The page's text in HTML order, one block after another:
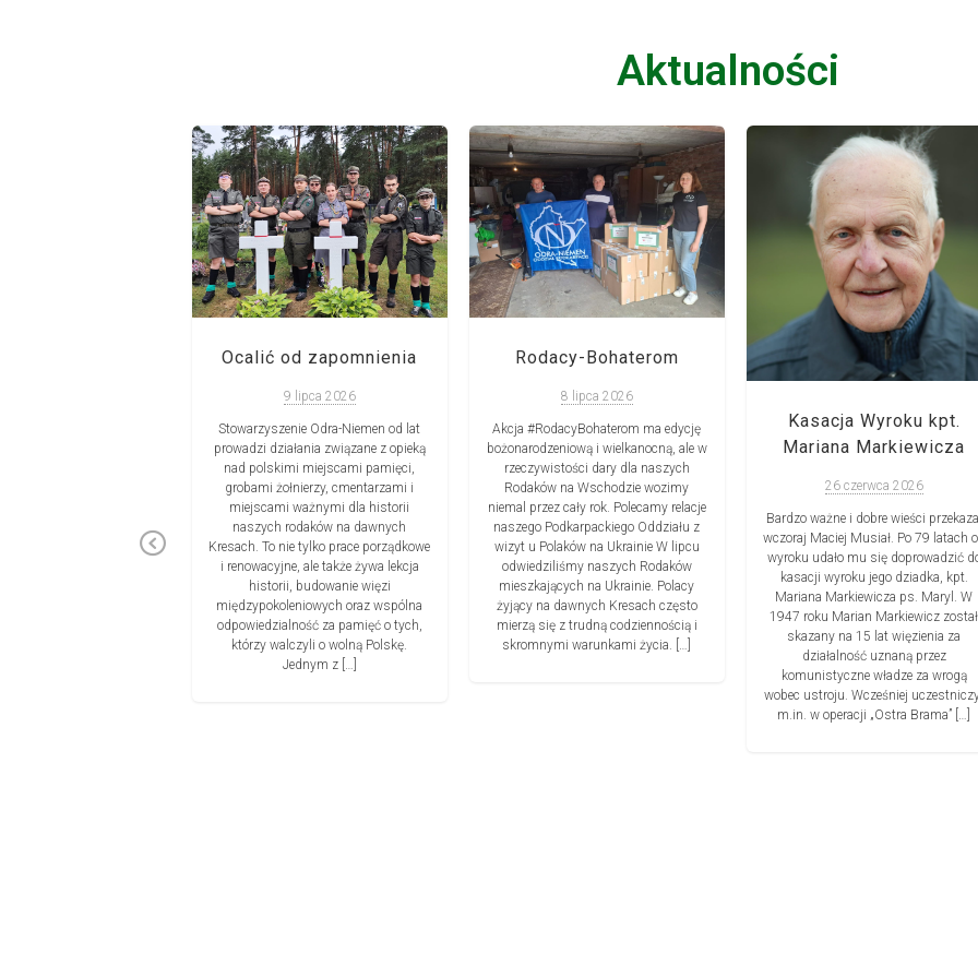
Aktualności
Previous
Ocalić od zapomnienia
9 lipca 2026
Stowarzyszenie Odra-Niemen od lat
prowadzi działania związane z opieką
nad polskimi miejscami pamięci,
grobami żołnierzy, cmentarzami i
miejscami ważnymi dla historii
naszych rodaków na dawnych
Kresach. To nie tylko prace porządkowe
i renowacyjne, ale także żywa lekcja
historii, budowanie więzi
międzypokoleniowych oraz wspólna
odpowiedzialność za pamięć o tych,
którzy walczyli o wolną Polskę.
Jednym z […]
Rodacy-Bohaterom
8 lipca 2026
Akcja #RodacyBohaterom ma edycję
bożonarodzeniową i wielkanocną, ale w
rzeczywistości dary dla naszych
Rodaków na Wschodzie wozimy
niemal przez cały rok. Polecamy relacje
naszego Podkarpackiego Oddziału z
wizyt u Polaków na Ukrainie W lipcu
odwiedziliśmy naszych Rodaków
mieszkających na Ukrainie. Polacy
żyjący na dawnych Kresach często
mierzą się z trudną codziennością i
skromnymi warunkami życia. […]
Kasacja Wyroku kpt.
Mariana Markiewicza
26 czerwca 2026
Bardzo ważne i dobre wieści
wczoraj Maciej Musiał. Po 79 latach
wyroku udało mu się doprowadzić
kasacji wyroku jego dziadka, kpt.
Mariana Markiewicza ps. Maryl. W
1947 roku Marian Markiewicz został
skazany na 15 lat więzienia za
działalność uznaną przez
komunistyczne władze za wrogą
wobec ustroju. Wcześniej
m.in. w operacji „Ostra Brama” […]